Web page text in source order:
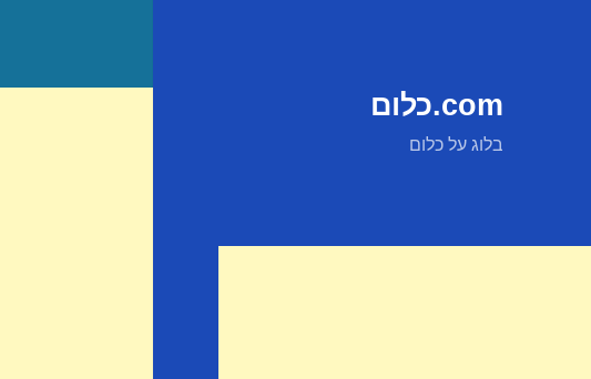
com.כלום
בלוג על כלום